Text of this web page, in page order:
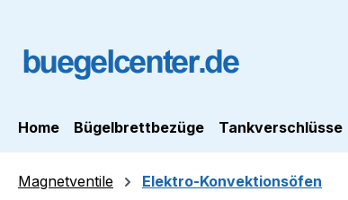
Home Bügelbrettbezüge Tankverschlüsse
Magnetventile Elektro-Konvektionsöfen